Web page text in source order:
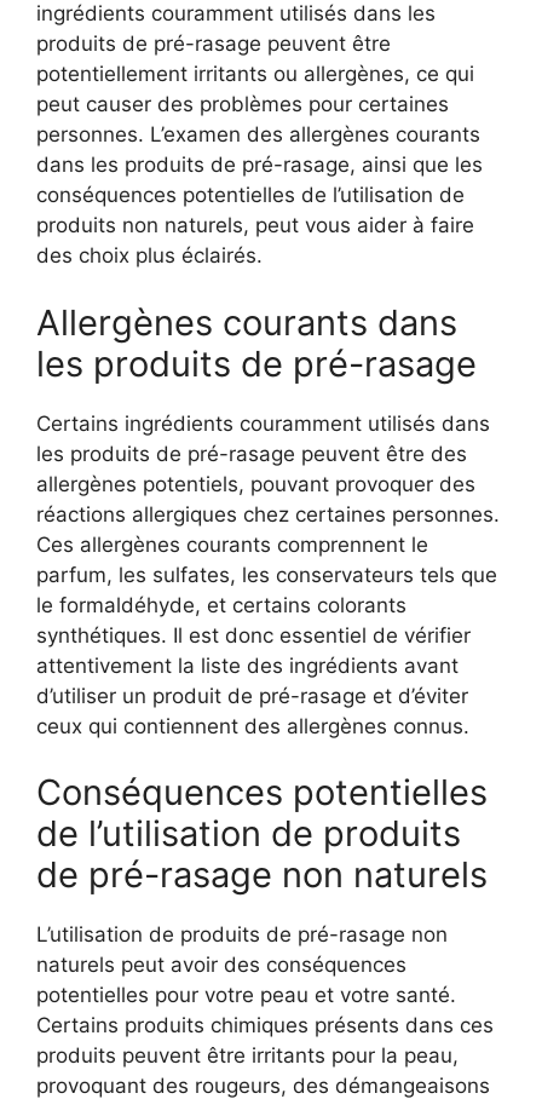
ingrédients couramment utilisés dans les
produits de pré-rasage peuvent être
potentiellement irritants ou allergènes, ce qui
peut causer des problèmes pour certaines
personnes. L’examen des allergènes courants
dans les produits de pré-rasage, ainsi que les
conséquences potentielles de l’utilisation de
produits non naturels, peut vous aider à faire
des choix plus éclairés.
Allergènes courants dans
les produits de pré-rasage
Certains ingrédients couramment utilisés dans
les produits de pré-rasage peuvent être des
allergènes potentiels, pouvant provoquer des
réactions allergiques chez certaines personnes.
Ces allergènes courants comprennent le
parfum, les sulfates, les conservateurs tels que
le formaldéhyde, et certains colorants
synthétiques. Il est donc essentiel de vérifier
attentivement la liste des ingrédients avant
d’utiliser un produit de pré-rasage et d’éviter
ceux qui contiennent des allergènes connus.
Conséquences potentielles
de l’utilisation de produits
de pré-rasage non naturels
L’utilisation de produits de pré-rasage non
naturels peut avoir des conséquences
potentielles pour votre peau et votre santé.
Certains produits chimiques présents dans ces
produits peuvent être irritants pour la peau,
provoquant des rougeurs, des démangeaisons